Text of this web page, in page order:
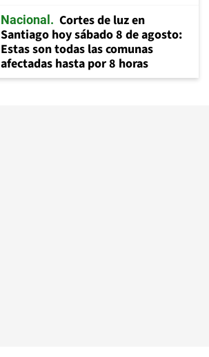
Nacional
Cortes de luz en
Santiago hoy sábado 8 de agosto:
Estas son todas las comunas
afectadas hasta por 8 horas